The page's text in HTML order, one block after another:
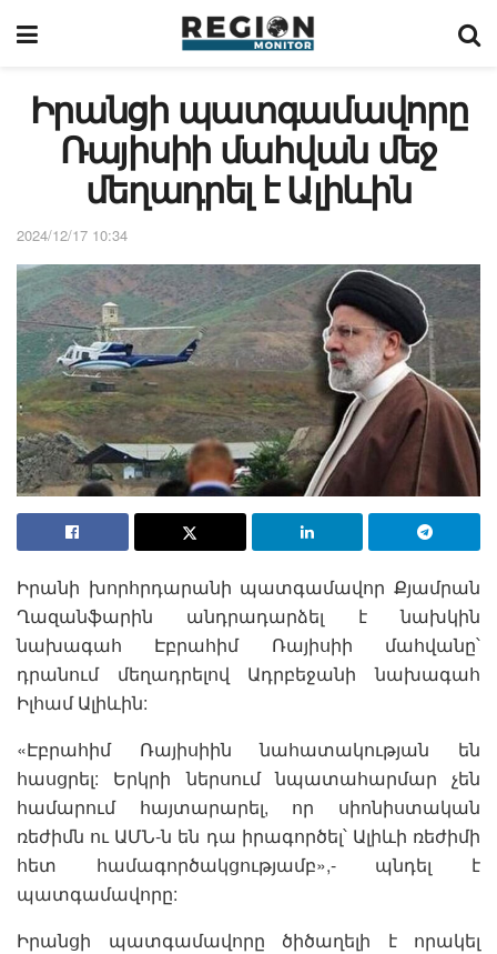
Իրանցի պատգամավորը
Ռայիսիի մահվան մեջ
մեղադրել է Ալիևին
2024/12/17 10:34
Իրանի խորհրդարանի պատգամավոր Քյամրան
Ղազանֆարին անդրադարձել է նախկին
նախագահ Էբրահիմ Ռայիսիի մահվանը՝
դրանում մեղադրելով Ադրբեջանի նախագահ
Իլհամ Ալիևին:
«Էբրահիմ Ռայիսիին նահատակության են
հասցրել: Երկրի ներսում նպատահարմար չեն
համարում հայտարարել, որ սիոնիստական
ռեժիմն ու ԱՄՆ-ն են դա իրագործել՝ Ալիևի ռեժիմի
հետ համագործակցությամբ»,- պնդել է
պատգամավորը:
Իրանցի պատգամավորը ծիծաղելի է որակել